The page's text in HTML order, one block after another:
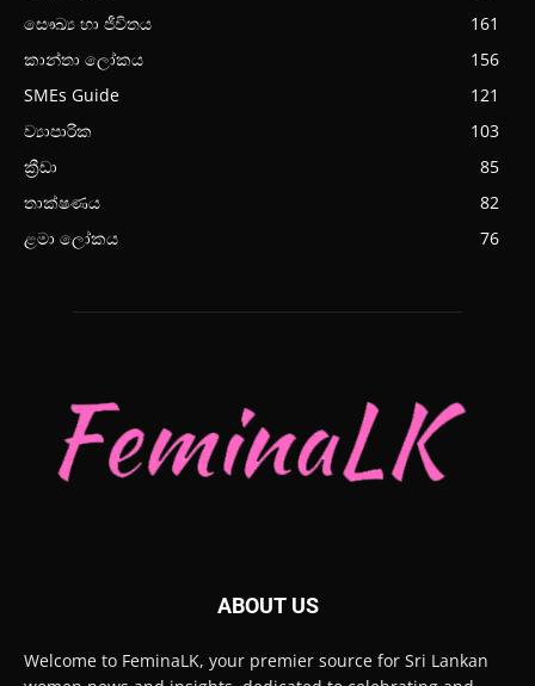
සෞඛ්‍ය හා ජීවිතය
161
කාන්තා ලෝකය
156
SMEs Guide
121
ව්‍යාපාරික
103
ක්‍රීඩා
85
තාක්ෂණය
82
ළමා ලෝකය
76
ABOUT US
Welcome to FeminaLK, your premier source for Sri Lankan